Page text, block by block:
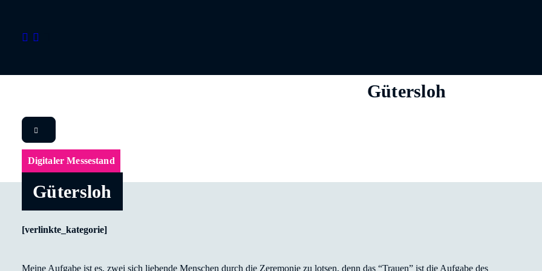
Gütersloh
Digitaler Messestand
Gütersloh
[verlinkte_kategorie]
Meine Aufgabe ist es, zwei sich liebende Menschen durch die Zeremonie zu lotsen, denn das “Trauen” ist die Aufgabe des